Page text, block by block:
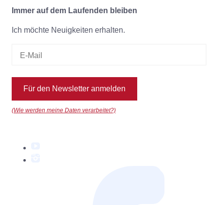
Immer auf dem Laufenden bleiben
Ich möchte Neuigkeiten erhalten.
Für den Newsletter anmelden
(Wie werden meine Daten verarbeitet?)